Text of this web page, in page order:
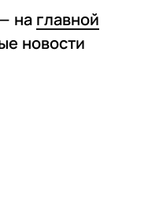
на главной
новости